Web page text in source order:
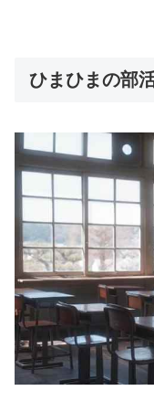
ひまひまの部